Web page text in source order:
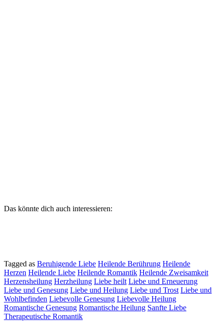
Das könnte dich auch interessieren:
Tagged as Beruhigende Liebe Heilende Berührung Heilende
Herzen Heilende Liebe Heilende Romantik Heilende Zweisamkeit
Herzensheilung Herzheilung Liebe heilt Liebe und Erneuerung
Liebe und Genesung Liebe und Heilung Liebe und Trost Liebe und
Wohlbefinden Liebevolle Genesung Liebevolle Heilung
Romantische Genesung Romantische Heilung Sanfte Liebe
Therapeutische Romantik